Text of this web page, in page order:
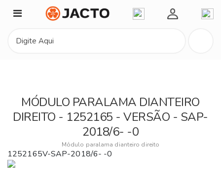
Minha Conta
MÓDULO PARALAMA DIANTEIRO
DIREITO - 1252165 - VERSÃO - SAP-
2018/6- -0
Módulo paralama dianteiro direito
1252165V-SAP-2018/6- -0